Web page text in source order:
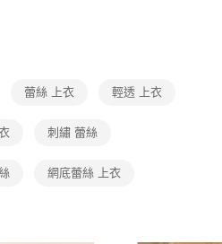
後，即可完成結帳。
點擊此簡訊中的連結，可透過四大超商／
之訂單仍視為有效，需透過AFTEE先享
後付 」之結帳頁面顯示為準，若有關於
等相關疑問，請聯繫「AFTEE先享後付
上)免運費
上)免運費
蕾絲 上衣 輕透 上衣
刺繡 蕾絲
網底蕾絲 上衣